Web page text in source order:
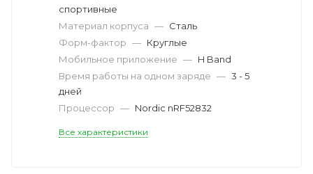
спортивные
Материал корпуса — Сталь
Форм-фактор — Круглые
Мобильное приложение — H Band
Время работы на одном заряде — 3 - 5
дней
Процессор — Nordic nRF52832
Все характеристики